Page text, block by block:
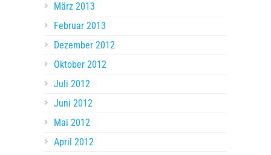
März 2013
Februar 2013
Dezember 2012
Oktober 2012
Juli 2012
Juni 2012
Mai 2012
April 2012